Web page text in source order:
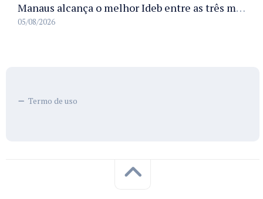
Manaus alcança o melhor Ideb entre as três maiores redes municipais do país em 2025 com avanço na aprendizagem
05/08/2026
Termo de uso